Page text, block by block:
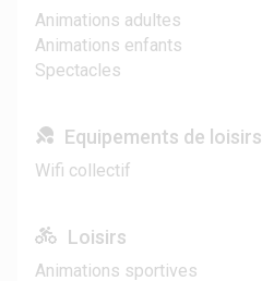
Animations adultes
Animations enfants
Spectacles
Equipements de loisirs
Wifi collectif
Loisirs
Animations sportives